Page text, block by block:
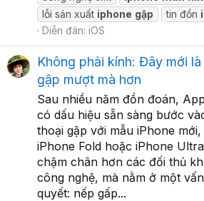
lỗi sản xuất iphone gập tin đồn
Diễn đàn: iOS
Không phải kính: Đây mới
gập mượt mà hơn
Sau nhiều năm đồn đoán,
có dấu hiệu sẵn sàng bước
thoại gập với mẫu iPhone
iPhone Fold hoặc iPhone
chậm chân hơn các đối thủ
công nghệ, mà nằm ở một
quyết: nếp gấp...